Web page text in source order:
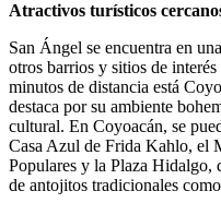
Atractivos turísticos
San Ángel se encuentra en
otros barrios y sitios de
minutos de distancia está
destaca por su ambiente
cultural. En Coyoacán, se
Casa Azul de Frida Kahlo, el
Populares y la Plaza Hidalgo,
de antojitos tradicionales